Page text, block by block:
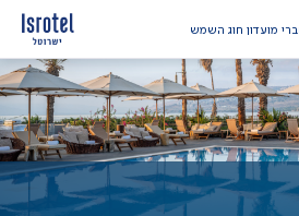
מועדון חוג השמש